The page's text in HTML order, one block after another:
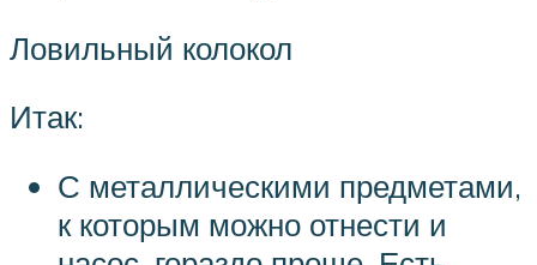
Ловильный колокол
Итак:
С металлическими предметами,
к которым можно отнести и